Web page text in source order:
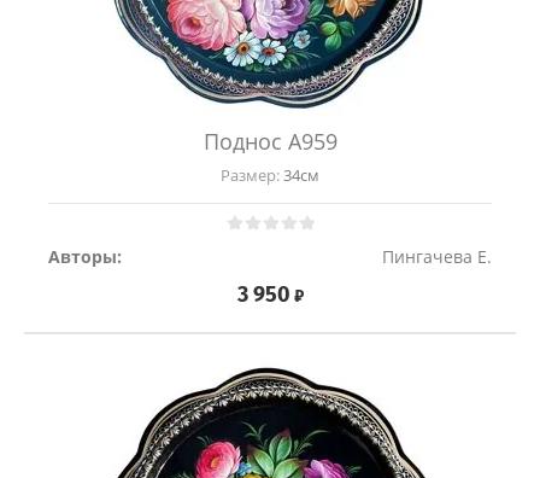
Поднос A959
Размер:34см
Авторы: Пингачева Е.
3 950 ₽